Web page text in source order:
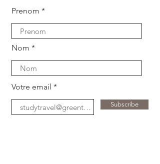
Prenom
Nom
Votre email
Subscribe